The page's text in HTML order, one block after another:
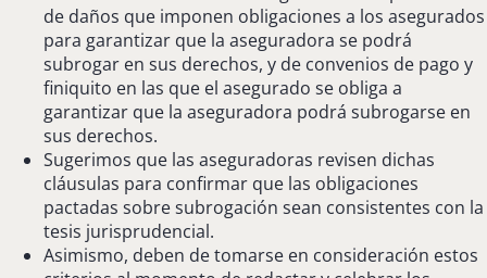
de daños que imponen obligaciones a los asegurados
para garantizar que la aseguradora se podrá
subrogar en sus derechos, y de convenios de pago y
finiquito en las que el asegurado se obliga a
garantizar que la aseguradora podrá subrogarse en
sus derechos.
Sugerimos que las aseguradoras revisen dichas
cláusulas para confirmar que las obligaciones
pactadas sobre subrogación sean consistentes con la
tesis jurisprudencial.
Asimismo, deben de tomarse en consideración estos